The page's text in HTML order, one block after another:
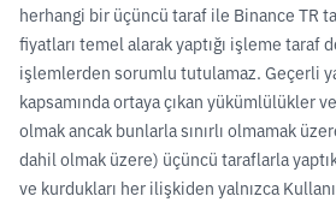
herhangi bir üçüncü taraf ile Binance TR
fiyatları temel alarak yaptığı işleme taraf
işlemlerden sorumlu tutulamaz. Geçerli
kapsamında ortaya çıkan yükümlülükler
olmak ancak bunlarla sınırlı olmamak
dahil olmak üzere) üçüncü taraflarla
ve kurdukları her ilişkiden yalnızca